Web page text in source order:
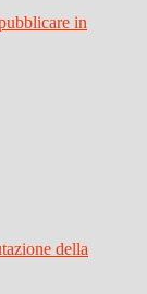
in
della